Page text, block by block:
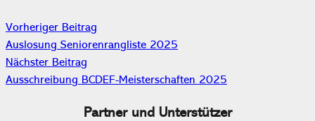
Vorheriger Beitrag
Auslosung Seniorenrangliste 2025
Nächster Beitrag
Ausschreibung BCDEF-Meisterschaften 2025
Partner und Unterstützer